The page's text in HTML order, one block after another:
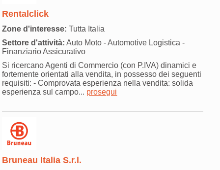
Rentalclick
Zone d'interesse: Tutta Italia
Settore d'attività: Auto Moto - Automotive Logistica -
Finanziario Assicurativo
Si ricercano Agenti di Commercio (con P.IVA) dinamici e
fortemente orientati alla vendita, in possesso dei seguenti
requisiti: - Comprovata esperienza nella vendita: solida
esperienza sul campo... prosegui
Bruneau Italia S.r.l.